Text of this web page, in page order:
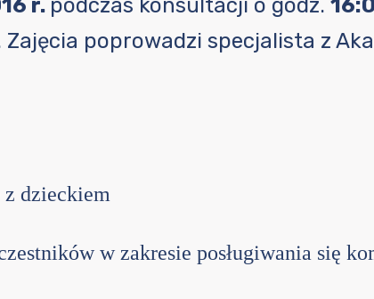
r. podczas konsultacji o godz.
Zajęcia poprowadzi specjalista z
dzieckiem
w zakresie posługiwania się